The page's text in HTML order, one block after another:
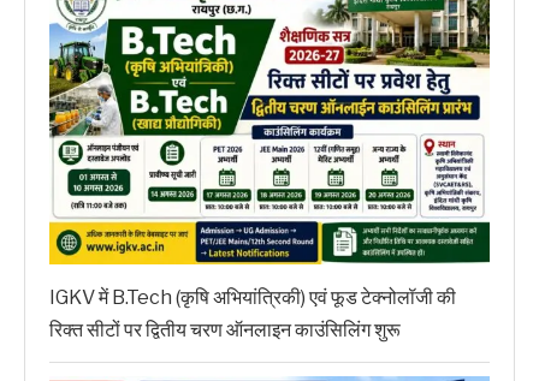
IGKV में B.Tech (कृषि अभियांत्रिकी) एवं फूड टेक्नोलॉजी की
रिक्त सीटों पर द्वितीय चरण ऑनलाइन काउंसिलिंग शुरू